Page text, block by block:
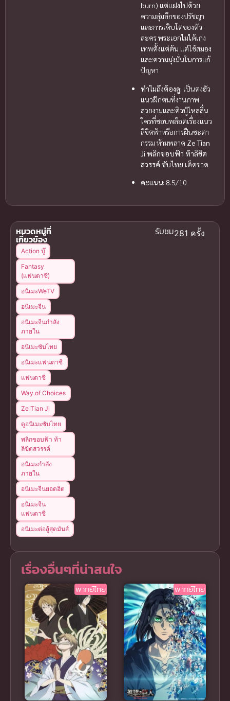
burn) แต่แฝงไปด้วย
ความลุ่มลึกของปรัชญา
และการเติบโตของตัว
ละคร พระเอกไม่ได้เก่ง
เทพตั้งแต่ต้น แต่ใช้สมอง
และความมุ่งมั่นในการแก้
ปัญหา
ทำไมถึงต้องดู: เป็นตงฮัว
แนวฝึกตนที่งานภาพ
สวยงามและคิวบู๊ไหลลื่น
ใครที่ชอบพล็อตเรื่องแนว
ลิขิตฟ้าหรือการฝืนชะตา
กรรม ห้ามพลาด Ze Tian
Ji พลิกขอบฟ้า ท้าลิขิต
สวรรค์ ซับไทย เด็ดขาด
คะแนน: 8.5/10
รับชม281 ครั้ง
หมวดหมู่ที่
เกี่ยวข้อง
Action บู๊
Fantasy
(แฟนตาซี)
อนิเมะWeTV
อนิเมะจีน
อนิเมะจีนกำลัง
ภายใน
อนิเมะซับไทย
อนิเมะแฟนตาซี
แฟนตาซี
Way of Choices
Ze Tian Ji
ดูอนิเมะซับไทย
พลิกขอบฟ้า ท้า
ลิขิตสวรรค์
อนิเมะกำลัง
ภายใน
อนิเมะจีนยอดฮิต
อนิเมะจีน
แฟนตาซี
อนิเมะต่อสู้สุดมันส์
เรื่องอื่นๆที่น่าสนใจ
พากย์ไทย พากย์ไทย